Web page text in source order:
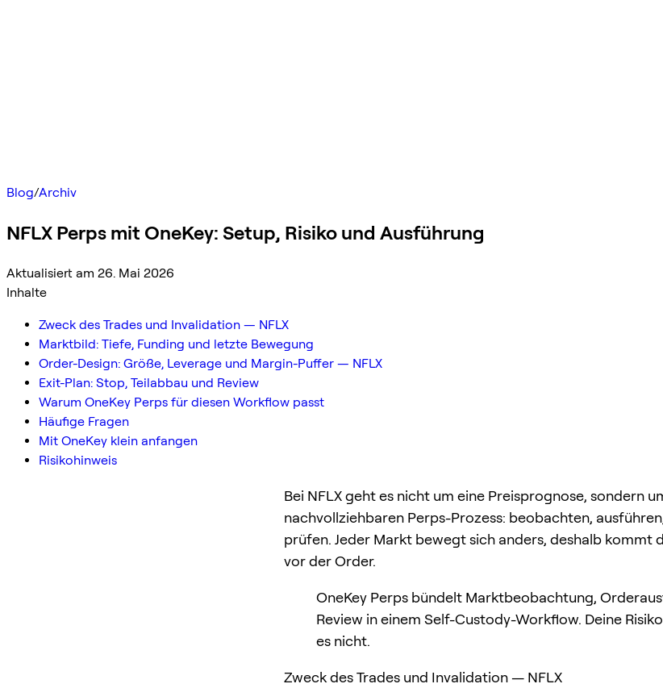
Blog/Archiv
NFLX Perps mit OneKey: Setup, Risiko und Ausführung
Aktualisiert am 26. Mai 2026
Inhalte
Zweck des Trades und Invalidation — NFLX
Marktbild: Tiefe, Funding und letzte Bewegung
Order-Design: Größe, Leverage und Margin-Puffer — NFLX
Exit-Plan: Stop, Teilabbau und Review
Warum OneKey Perps für diesen Workflow passt
Häufige Fragen
Mit OneKey klein anfangen
Risikohinweis
Bei NFLX geht es nicht um eine Preisprognose, sondern
nachvollziehbaren Perps-Prozess: beobachten,
prüfen. Jeder Markt bewegt sich anders, deshalb kommt
vor der Order.
OneKey Perps bündelt Marktbeobachtung,
Review in einem Self-Custody-Workflow. Deine
es nicht.
Zweck des Trades und Invalidation — NFLX